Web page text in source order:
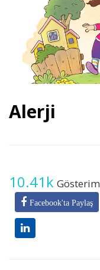
Alerji
10.41k Gösterim
Facebook'ta Paylaş